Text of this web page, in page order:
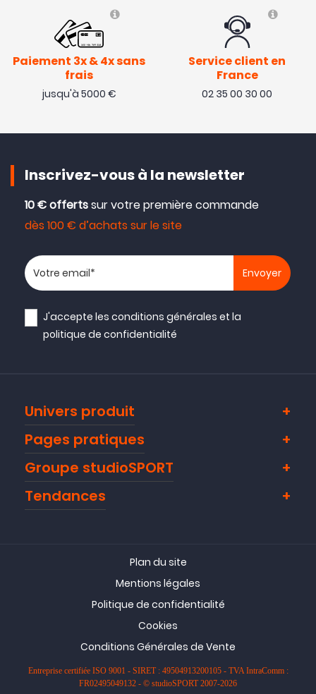
Paiement 3x & 4x sans
frais
jusqu'à 5000 €
Service client en
France
02 35 00 30 00
Inscrivez-vous à la newsletter
10 € offertssur votre première commande
dès 100 € d’achats sur le site
Votre adresse email
J'accepte lesconditions générales et la
politique de confidentialité
Univers produit
Pages pratiques
Groupe studioSPORT
Tendances
Plan du site
Mentions légales
Politique de confidentialité
Cookies
Conditions Générales de Vente
Entreprise certifiée ISO 9001 - SIRET : 49504913200105 - TVA IntraComm :
FR02495049132 - © studioSPORT 2007-2026